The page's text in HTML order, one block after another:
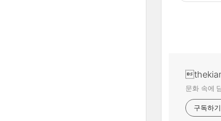
문화 속에
구독하기